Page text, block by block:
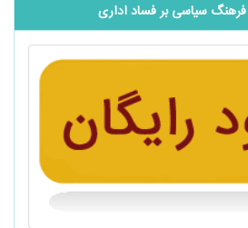
سیاسی بر فساد اداری